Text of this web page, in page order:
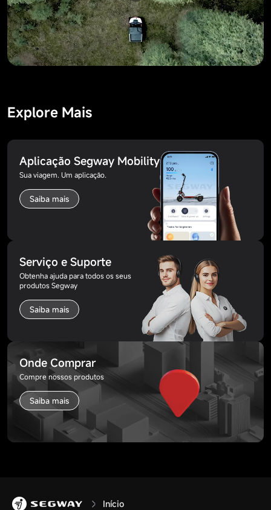
Explore Mais
Aplicação Segway Mobility
Sua viagem. Um aplicação.
Saiba mais
Serviço e Suporte
Obtenha ajuda para todos os seus
produtos Segway
Saiba mais
Onde Comprar
Compre nossos produtos
Saiba mais
Início